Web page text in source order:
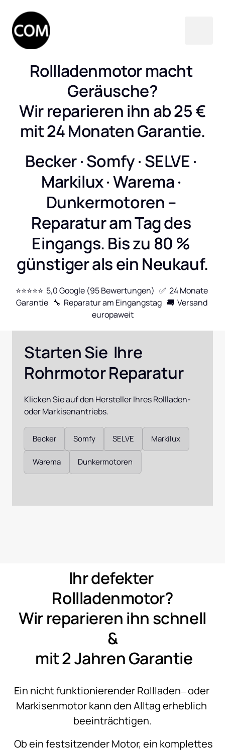
Rollladenmotor macht
Geräusche?
Wir reparieren ihn ab 25 €
mit 24 Monaten Garantie.
Becker · Somfy · SELVE ·
Markilux · Warema ·
Dunkermotoren –
Reparatur am Tag des
Eingangs. Bis zu 80 %
günstiger als ein Neukauf.
⭐⭐⭐⭐⭐  5,0 Google (95 Bewertungen)   ✅  24 Monate
Garantie   🔧  Reparatur am Eingangstag   🚚  Versand
europaweit
Starten Sie  Ihre
Rohrmotor Reparatur
Klicken Sie auf den Hersteller Ihres Rollladen-
oder Markisenantriebs.
Becker Somfy SELVE Markilux
Warema Dunkermotoren
Ihr
defekter
Rollladenmotor?
Wir reparieren ihn
&
mit 2 Jahren Garantie
Ein nicht funktionierender Rollladen‒
oder
Markisenmotor kann den Alltag
beeinträchtigen.
Ob ein festsitzender Motor, ein